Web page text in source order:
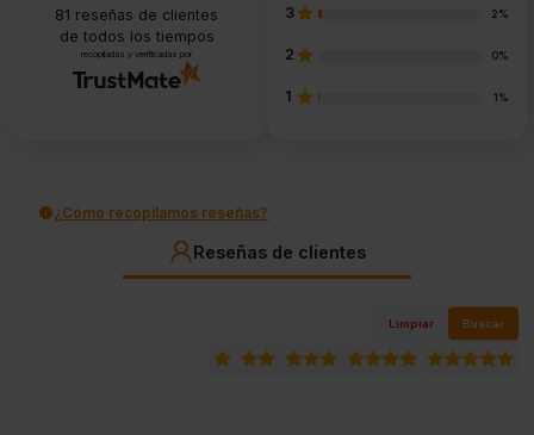
81 reseñas de clientes
de todos los tiempos
recopiladas y verificadas por
3 2%
2 0%
1 1%
¿Cómo recopilamos reseñas?
Reseñas de clientes
Limpiar Buscar